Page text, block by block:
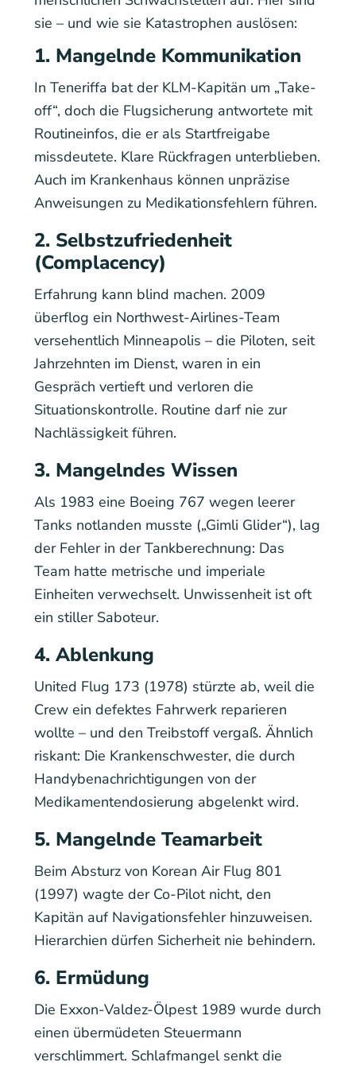
sie – und wie sie Katastrophen auslösen:
1. Mangelnde Kommunikation
In Teneriffa bat der KLM-Kapitän um „Take-
off“, doch die Flugsicherung antwortete mit
Routineinfos, die er als Startfreigabe
missdeutete. Klare Rückfragen unterblieben.
Auch im Krankenhaus können unpräzise
Anweisungen zu Medikationsfehlern führen.
2. Selbstzufriedenheit
(Complacency)
Erfahrung kann blind machen. 2009
überflog ein Northwest-Airlines-Team
versehentlich Minneapolis – die Piloten, seit
Jahrzehnten im Dienst, waren in ein
Gespräch vertieft und verloren die
Situationskontrolle. Routine darf nie zur
Nachlässigkeit führen.
3. Mangelndes Wissen
Als 1983 eine Boeing 767 wegen leerer
Tanks notlanden musste („Gimli Glider“), lag
der Fehler in der Tankberechnung: Das
Team hatte metrische und imperiale
Einheiten verwechselt. Unwissenheit ist oft
ein stiller Saboteur.
4. Ablenkung
United Flug 173 (1978) stürzte ab, weil die
Crew ein defektes Fahrwerk reparieren
wollte – und den Treibstoff vergaß. Ähnlich
riskant: Die Krankenschwester, die durch
Handybenachrichtigungen von der
Medikamentendosierung abgelenkt wird.
5. Mangelnde Teamarbeit
Beim Absturz von Korean Air Flug 801
(1997) wagte der Co-Pilot nicht, den
Kapitän auf Navigationsfehler hinzuweisen.
Hierarchien dürfen Sicherheit nie behindern.
6. Ermüdung
Die Exxon-Valdez-Ölpest 1989 wurde durch
einen übermüdeten Steuermann
verschlimmert. Schlafmangel senkt die